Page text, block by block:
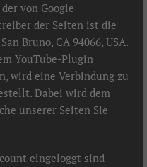
von Google
der Seiten ist die
Bruno, CA 94066, USA.
YouTube-Plugin
wird eine Verbindung zu
Dabei wird dem
unserer Seiten Sie
eingeloggt sind